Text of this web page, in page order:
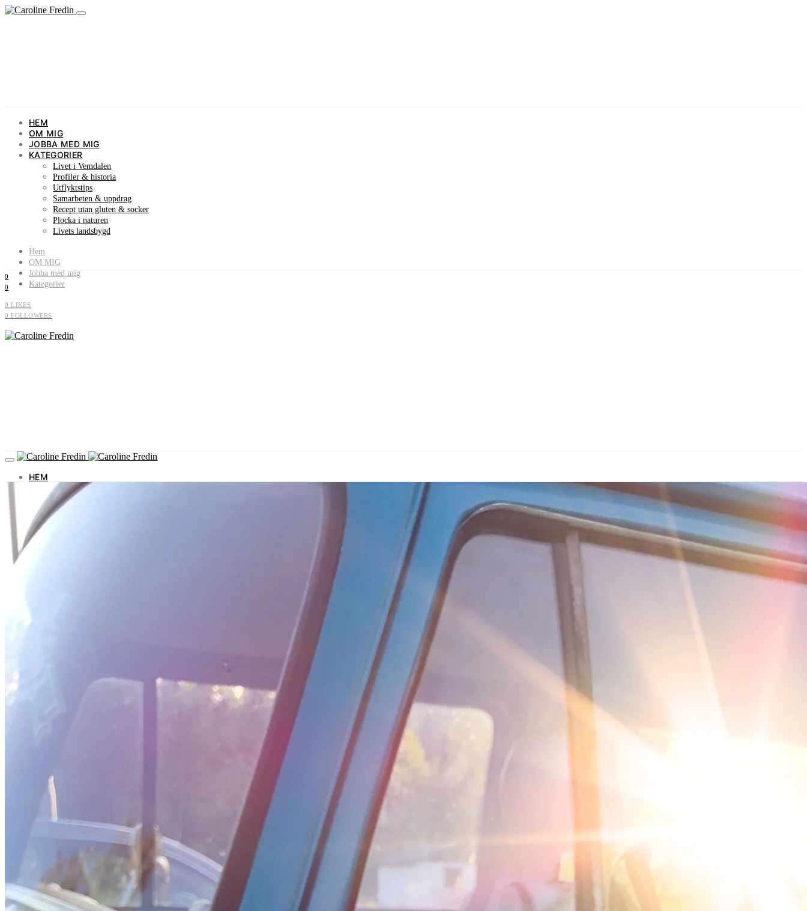
HEM
OM MIG
JOBBA MED MIG
KATEGORIER
Livet i Vemdalen
Profiler & historia
Utflyktstips
Samarbeten & uppdrag
Recept utan gluten & socker
Plocka i naturen
Livets landsbygd
Hem
OM MIG
Jobba med mig
Kategorier
0 LIKES
0 FOLLOWERS
0
0
HEM
OM MIG
JOBBA MED MIG
KATEGORIER